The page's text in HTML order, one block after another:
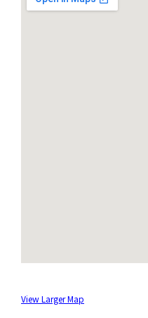
View Larger Map